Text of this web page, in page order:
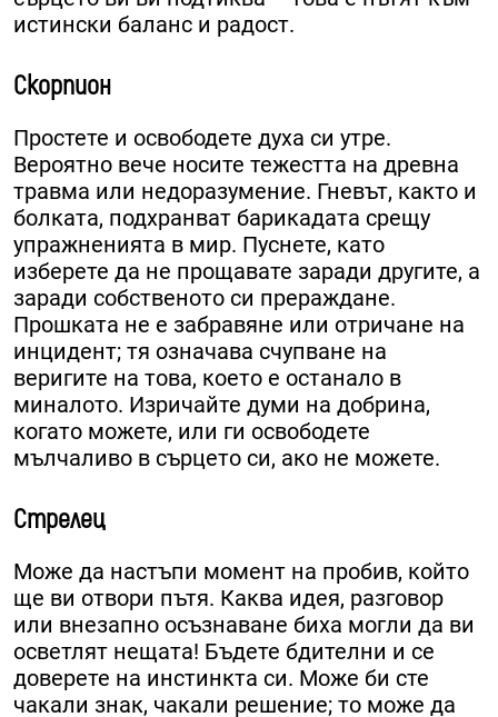
истински баланс и радост.
Скорпион
Простете и освободете духа си утре.
Вероятно вече носите тежестта на древна
травма или недоразумение. Гневът, както и
болката, подхранват барикадата срещу
упражненията в мир. Пуснете, като
изберете да не прощавате заради другите, а
заради собственото си прераждане.
Прошката не е забравяне или отричане на
инцидент; тя означава счупване на
веригите на това, което е останало в
миналото. Изричайте думи на добрина,
когато можете, или ги освободете
мълчаливо в сърцето си, ако не можете.
Стрелец
Може да настъпи момент на пробив, който
ще ви отвори пътя. Каква идея, разговор
или внезапно осъзнаване биха могли да ви
осветлят нещата! Бъдете бдителни и се
доверете на инстинкта си. Може би сте
чакали знак, чакали решение; то може да